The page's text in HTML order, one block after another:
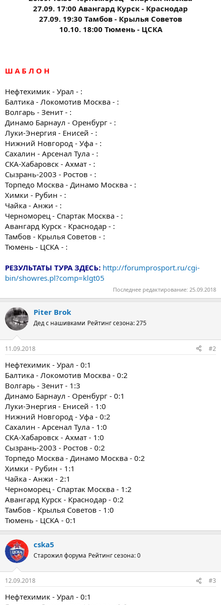
27.09. 17:00 Авангард Курск - Краснодар
27.09. 19:30 Тамбов - Крылья Советов
10.10. 18:00 Тюмень - ЦСКА
Ш А Б Л О Н
Нефтехимик - Урал - :
Балтика - Локомотив Москва - :
Волгарь - Зенит - :
Динамо Барнаул - Оренбург - :
Луки-Энергия - Енисей - :
Нижний Новгород - Уфа - :
Сахалин - Арсенал Тула - :
СКА-Хабаровск - Ахмат - :
Сызрань-2003 - Ростов - :
Торпедо Москва - Динамо Москва - :
Химки - Рубин - :
Чайка - Анжи - :
Черноморец - Спартак Москва - :
Авангард Курск - Краснодар - :
Тамбов - Крылья Советов - :
Тюмень - ЦСКА - :
РЕЗУЛЬТАТЫ ТУРА ЗДЕСЬ: http://forumprosport.ru/cgi-
bin/showres.pl?comp=klgt05
Последнее редактирование: 25.09.2018
Piter Brok
Дед с нашивками Рейтинг сезона: 275
11.09.2018 #2
Нефтехимик - Урал - 0:1
Балтика - Локомотив Москва - 0:2
Волгарь - Зенит - 1:3
Динамо Барнаул - Оренбург - 0:1
Луки-Энергия - Енисей - 1:0
Нижний Новгород - Уфа - 0:2
Сахалин - Арсенал Тула - 1:0
СКА-Хабаровск - Ахмат - 1:0
Сызрань-2003 - Ростов - 0:2
Торпедо Москва - Динамо Москва - 0:2
Химки - Рубин - 1:1
Чайка - Анжи - 2:1
Черноморец - Спартак Москва - 1:2
Авангард Курск - Краснодар - 0:2
Тамбов - Крылья Советов - 1:0
Тюмень - ЦСКА - 0:1
cska5
Старожил форума Рейтинг сезона: 0
12.09.2018 #3
Нефтехимик - Урал - 0:1